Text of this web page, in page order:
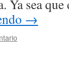
Ya sea
→